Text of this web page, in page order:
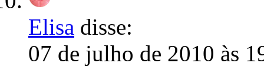
Elisa disse:
07 de julho de 2010 às